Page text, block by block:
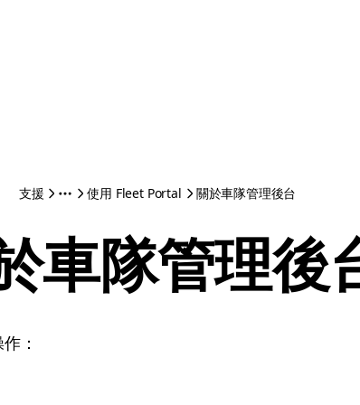
支援 使用 Fleet Portal 關於車隊管理後台
車隊管理後
：